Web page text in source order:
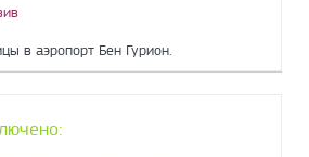
в аэропорт Бен Гурион.